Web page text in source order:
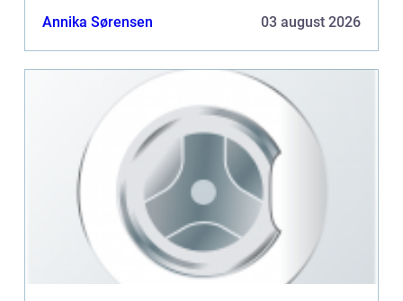
Annika Sørensen 03 august 2026